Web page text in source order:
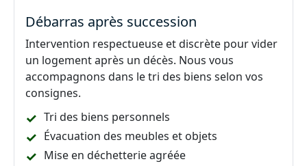
Débarras après succession
Intervention respectueuse et discrète pour vider
un logement après un décès. Nous vous
accompagnons dans le tri des biens selon vos
consignes.
Tri des biens personnels
Évacuation des meubles et objets
Mise en déchetterie agréée